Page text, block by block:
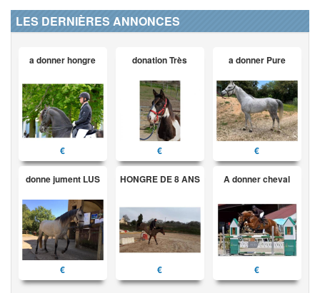
LES DERNIÈRES ANNONCES
a donner hongre
€
donation Très
€
a donner Pure
€
donne jument LUS
€
HONGRE DE 8 ANS
€
A donner cheval
€